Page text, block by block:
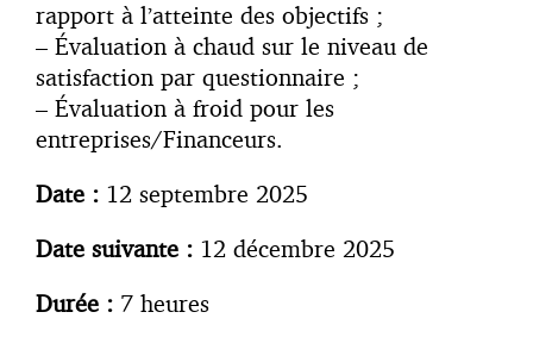
rapport à l’atteinte des objectifs ;
– Évaluation à chaud sur le niveau de
satisfaction par questionnaire ;
– Évaluation à froid pour les
entreprises/Financeurs.
Date : 12 septembre 2025
Date suivante : 12 décembre 2025
Durée : 7 heures